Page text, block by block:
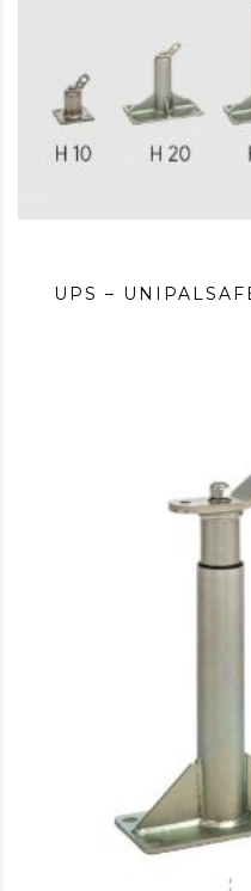
UPS –